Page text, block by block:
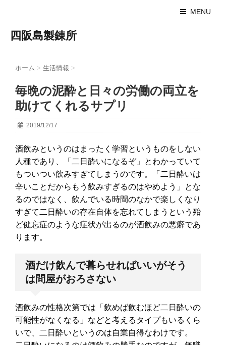
MENU
四阪島製錬所
ホーム > 生活情報 >
毎晩の泥酔と日々の労働の両立を
助けてくれるサプリ
2019/12/17
酒飲みというのはまったく学習というものをしない
人種であり、「二日酔いになるぞ」とわかっていて
もついつい飲みすぎてしまうのです。「二日酔いは
辛いことだからもう飲みすぎるのはやめよう」とな
るのではなく、飲んでいる時間のなかで楽しくなり
すぎて二日酔いの存在自体を忘れてしまうという殆
ど健忘症のような症状が出るのが酒飲みの悪癖であ
ります。
酒だけ飲んで暮らせればいいがそう
は問屋がおろさない
酒飲みの性格次第では「飲めば飲むほど二日酔いの
可能性がなくなる」などと考えるタイプもいるくら
いで、二日酔いというのは自業自得なわけです。